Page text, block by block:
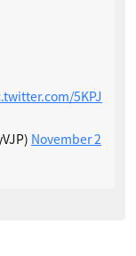
5KPJ
November 2